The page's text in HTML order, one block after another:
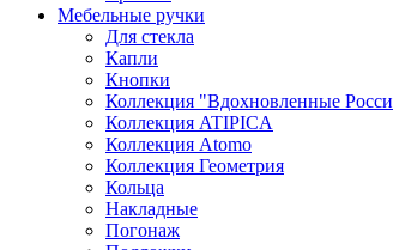
Мебельные ручки
Для стекла
Капли
Кнопки
Коллекция "Вдохновленные
Коллекция ATIPICA
Коллекция Atomo
Коллекция Геометрия
Кольца
Накладные
Погонаж